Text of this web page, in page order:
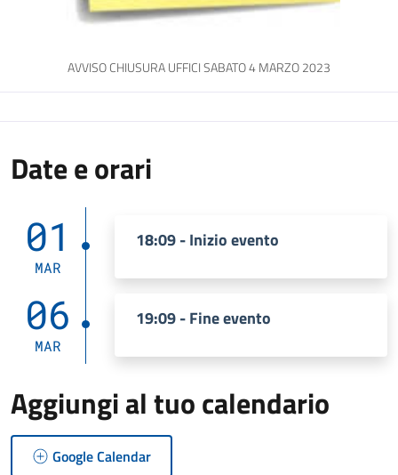
AVVISO CHIUSURA UFFICI SABATO 4 MARZO 2023
Date e orari
01
MAR
18:09 - Inizio evento
06
MAR
19:09 - Fine evento
Aggiungi al tuo calendario
Google Calendar